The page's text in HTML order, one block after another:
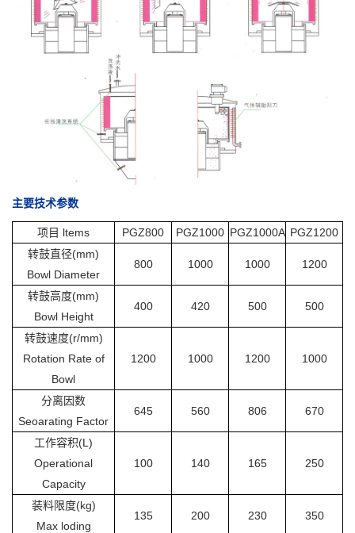
主要技术参数
项目 ltems PGZ800 PGZ1000 PGZ1000A PGZ1200
转鼓直径(mm)
Bowl Diameter
800 1000 1000 1200
转鼓高度(mm)
Bowl Height
400 420 500 500
转鼓速度(r/mm)
Rotation Rate of
Bowl
1200 1000 1200 1000
分离因数
Seoarating Factor
645 560 806 670
工作容积(L)
Operational
Capacity
100 140 165 250
装料限度(kg)
Max loding
135 200 230 350